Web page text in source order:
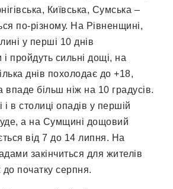
Київська, Сумська –
по-різному. На Рівненщині,
у перші 10 днів
пройдуть сильні дощі, на
днів похолодає до +18,
впаде більш ніж на 10 градусів.
і в столиці опадів у першій
а на Сумщині дощовий
від 7 до 14 липня. На
закінчиться для жителів
до початку серпня.